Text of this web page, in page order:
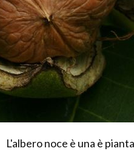
L'albero noce è una è